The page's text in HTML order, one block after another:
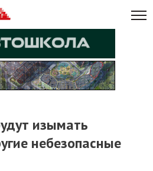
изымать
небезопасные